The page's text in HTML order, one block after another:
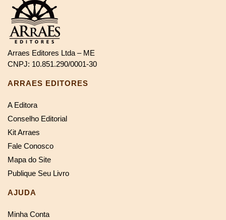
Arraes Editores Ltda – ME
CNPJ: 10.851.290/0001-30
ARRAES EDITORES
A Editora
Conselho Editorial
Kit Arraes
Fale Conosco
Mapa do Site
Publique Seu Livro
AJUDA
Minha Conta